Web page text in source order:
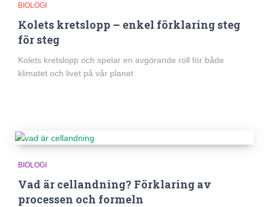
BIOLOGI
Kolets kretslopp – enkel förklaring steg
för steg
Kolets kretslopp och spelar en avgörande roll för både
klimatet och livet på vår planet
BIOLOGI
Vad är cellandning? Förklaring av
processen och formeln